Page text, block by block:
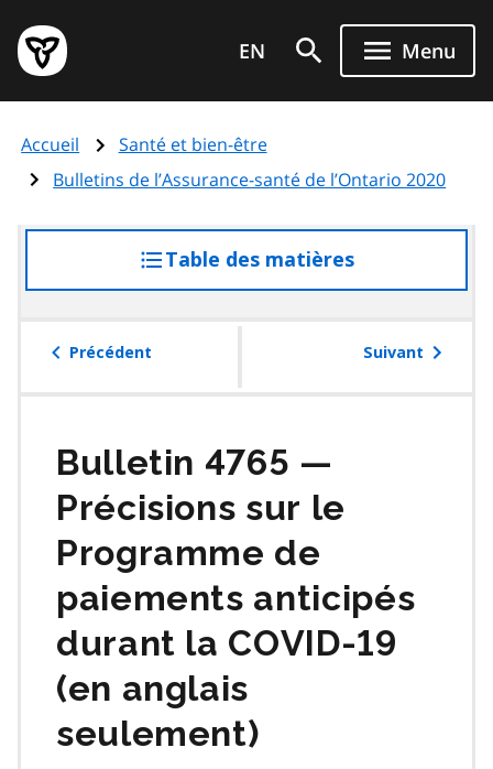
au
contenu
principal
Page
d'accueil
de
l'Ontario
EN Menu
Accueil
Santé et bien-être
Bulletins de l’Assurance-santé de l’Ontario 2020
Table des matières
à
table
Précédent Suivant
Bulletin 4765 —
Précisions sur le
Programme de
paiements anticipés
durant la COVID‑19
(en anglais
seulement)